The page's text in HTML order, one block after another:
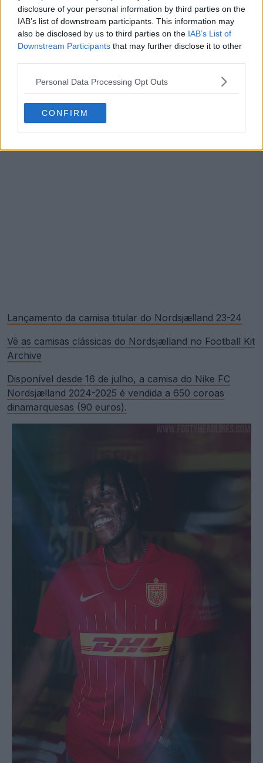
disclosure of your personal information by third parties on the
IAB’s list of downstream participants. This information may
also be disclosed by us to third parties on the IAB’s List of
Downstream Participants that may further disclose it to other
Personal Data Processing Opt Outs
CONFIRM
Lançamento da camisa titular do Nordsjælland 23-24
Vê as camisas clássicas do Nordsjælland no Football Kit
Archive
Disponível desde 16 de julho, a camisa do Nike FC
Nordsjælland 2024-2025 é vendida a 650 coroas
dinamarquesas (90 euros).